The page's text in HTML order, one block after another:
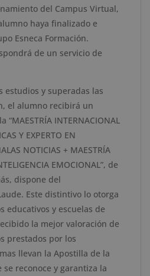
del Campus Virtual,
haya finalizado e
Esneca Formación.
de un servicio de
estudios y superadas las
el alumno recibirá un
INTERNACIONAL
Y EXPERTO EN
NOTICIAS + MAESTRÍA
EMOCIONAL”, de
dispone del
Este distintivo lo otorga
educativos y escuelas de
la mejor valoración de
prestados por los
llevan la Apostilla de la
reconoce y garantiza la